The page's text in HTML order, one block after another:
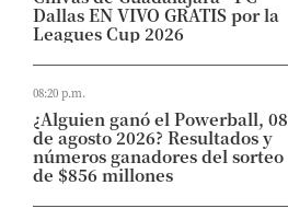
Dallas EN VIVO GRATIS por la
Leagues Cup 2026
08:20 p.m.
¿Alguien ganó el Powerball, 08
de agosto 2026? Resultados y
números ganadores del sorteo
de $856 millones